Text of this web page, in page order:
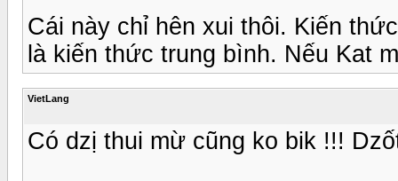
Cái này chỉ hên xui thôi. Kiến
là kiến thức trung bình. Nếu Kat
VietLang
Có dzị thui mừ cũng ko bik !!!